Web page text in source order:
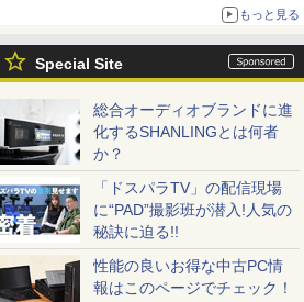
もっと見る
Special Site
総合オーディオブランドに進
化するSHANLINGとは何者
か？
「ドスパラTV」の配信現場
に“PAD”撮影班が潜入!人気の
秘訣に迫る!!
性能の良いお得な中古PC情
報はこのページでチェック！